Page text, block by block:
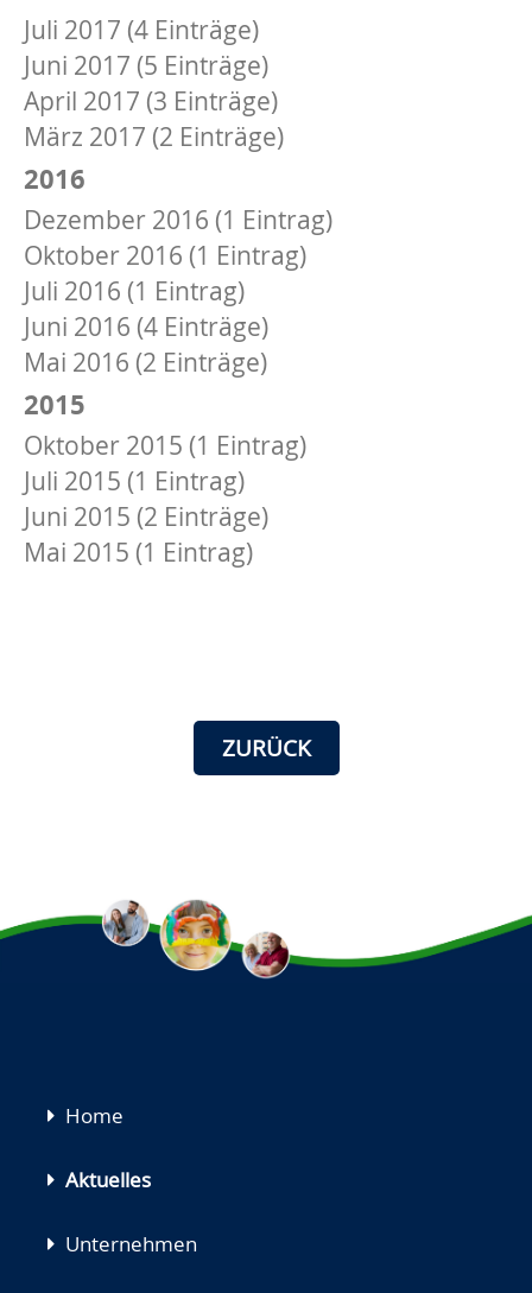
Juli 2017 (4 Einträge)
Juni 2017 (5 Einträge)
April 2017 (3 Einträge)
März 2017 (2 Einträge)
2016
Dezember 2016 (1 Eintrag)
Oktober 2016 (1 Eintrag)
Juli 2016 (1 Eintrag)
Juni 2016 (4 Einträge)
Mai 2016 (2 Einträge)
2015
Oktober 2015 (1 Eintrag)
Juli 2015 (1 Eintrag)
Juni 2015 (2 Einträge)
Mai 2015 (1 Eintrag)
ZURÜCK
Navigation
Home
Aktuelles
Unternehmen